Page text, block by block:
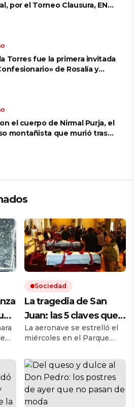
por el Torneo Clausura, EN
Torres fue la primera invitada
de Rosalía y
el cuerpo de Nirmal Purja, el
montañista que murió tras
la
Sociedad
La tragedia de San
Juan: las 5 claves que
pueden revelar por
qué cayó el
helicóptero
La aeronave se estrelló el
miércoles en el Parque
murieron sus siete
ocupantes. Los resultados
de las pericias que espera
el fiscal de la causa para
desentrañar las causas del